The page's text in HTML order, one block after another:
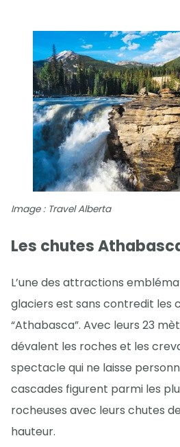
Image : Travel Alberta
Les chutes
L’une des attractions
glaciers est sans contredit les
“Athabasca”. Avec leurs 23
dévalent les roches et les
spectacle qui ne laisse
cascades figurent parmi les
rocheuses avec leurs chutes
hauteur.